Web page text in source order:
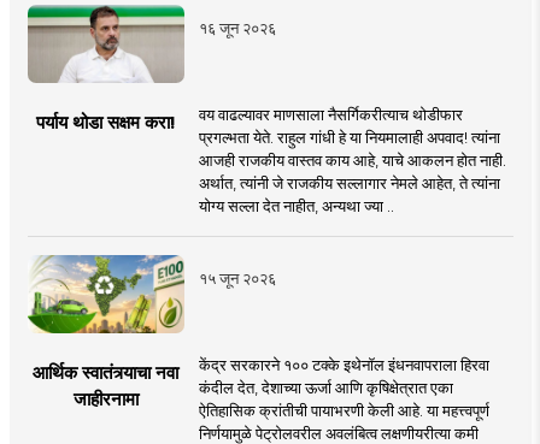
१६ जून २०२६
पर्याय थोडा सक्षम करा!
वय वाढल्यावर माणसाला नैसर्गिकरीत्याच थोडीफार
प्रगल्भता येते. राहुल गांधी हे या नियमालाही अपवाद! त्यांना
आजही राजकीय वास्तव काय आहे, याचे आकलन होत नाही.
अर्थात, त्यांनी जे राजकीय सल्लागार नेमले आहेत, ते त्यांना
योग्य सल्ला देत नाहीत, अन्यथा ज्या ..
१५ जून २०२६
आर्थिक स्वातंत्र्याचा नवा
जाहीरनामा
केंद्र सरकारने १०० टक्के इथेनॉल इंधनवापराला हिरवा
कंदील देत, देशाच्या ऊर्जा आणि कृषिक्षेत्रात एका
ऐतिहासिक क्रांतीची पायाभरणी केली आहे. या महत्त्वपूर्ण
निर्णयामुळे पेट्रोलवरील अवलंबित्व लक्षणीयरीत्या कमी